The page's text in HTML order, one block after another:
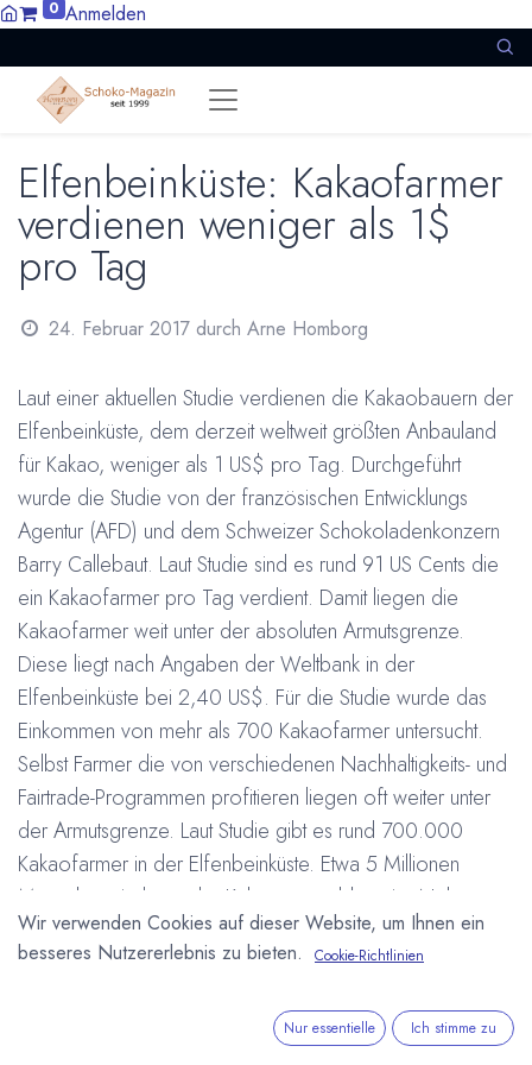
0 Anmelden
Elfenbeinküste: Kakaofarmer
verdienen weniger als 1$
pro Tag
24. Februar 2017 durch Arne Homborg
Laut einer aktuellen Studie verdienen die Kakaobauern der
Elfenbeinküste, dem derzeit weltweit größten Anbauland
für Kakao, weniger als 1 US$ pro Tag. Durchgeführt
wurde die Studie von der französischen Entwicklungs
Agentur (AFD) und dem Schweizer Schokoladenkonzern
Barry Callebaut. Laut Studie sind es rund 91 US Cents die
ein Kakaofarmer pro Tag verdient. Damit liegen die
Kakaofarmer weit unter der absoluten Armutsgrenze.
Diese liegt nach Angaben der Weltbank in der
Elfenbeinküste bei 2,40 US$. Für die Studie wurde das
Einkommen von mehr als 700 Kakaofarmer untersucht.
Selbst Farmer die von verschiedenen Nachhaltigkeits- und
Fairtrade-Programmen profitieren liegen oft weiter unter
der Armutsgrenze. Laut Studie gibt es rund 700.000
Kakaofarmer in der Elfenbeinküste. Etwa 5 Millionen
Menschen sind von der Kakaoernte abhängig. Neben
dem zu geringen Preis den die Kakaofarmer für ihren
Kakao bekommen, liegen die Hauptursachen in den
mit 435 kg/ha kleinen Ertrag. Die Kakaobäume vieler
Wir verwenden Cookies auf dieser Website, um Ihnen ein
besseres Nutzererlebnis zu bieten.
Cookie-Richtlinien
Nur essentielle Ich stimme zu